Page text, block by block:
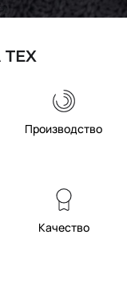
Производство
Качество